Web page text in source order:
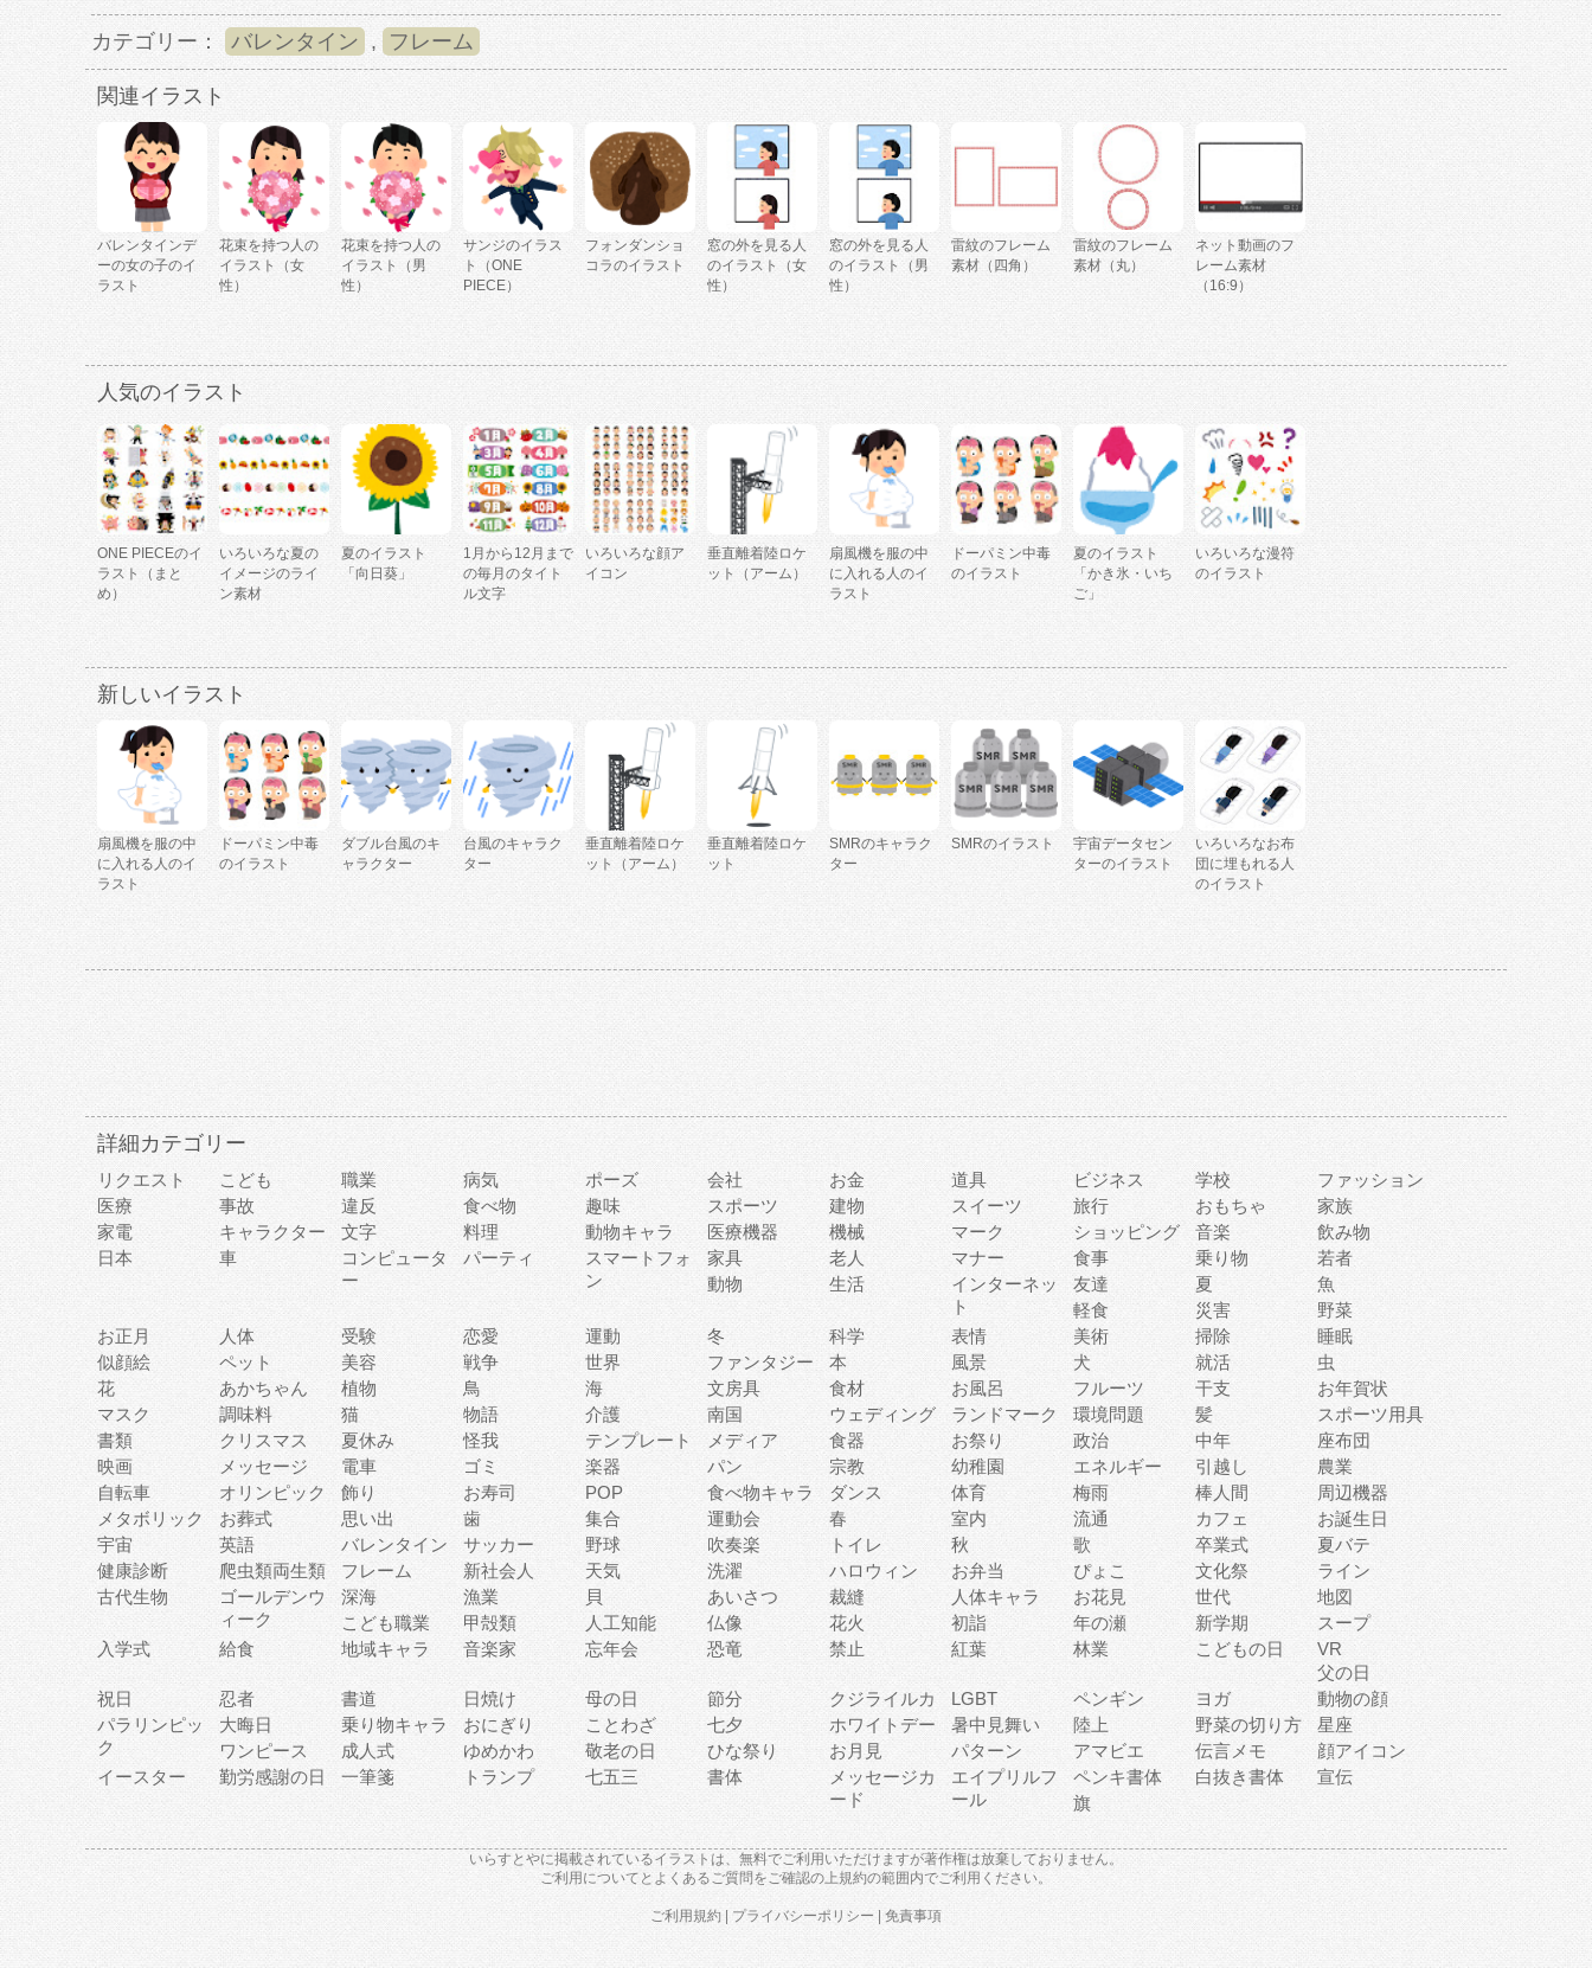
カテゴリー： バレンタイン , フレーム
関連イラスト
バレンタインデ
ーの女の子のイ
ラスト
花束を持つ人の
イラスト（女
性）
花束を持つ人の
イラスト（男
性）
サンジのイラス
ト（ONE
PIECE）
フォンダンショ
コラのイラスト
窓の外を見る人
のイラスト（女
性）
窓の外を見る人
のイラスト（男
性）
雷紋のフレーム
素材（四角）
雷紋のフレーム
素材（丸）
ネット動画のフ
レーム素材
（16:9）
人気のイラスト
ONE PIECEのイ
ラスト（まと
め）
いろいろな夏の
イメージのライ
ン素材
夏のイラスト
「向日葵」
1月から12月まで
の毎月のタイト
ル文字
いろいろな顔ア
イコン
垂直離着陸ロケ
ット（アーム）
扇風機を服の中
に入れる人のイ
ラスト
ドーパミン中毒
のイラスト
夏のイラスト
「かき氷・いち
ご」
いろいろな漫符
のイラスト
新しいイラスト
扇風機を服の中
に入れる人のイ
ラスト
ドーパミン中毒
のイラスト
ダブル台風のキ
ャラクター
台風のキャラク
ター
垂直離着陸ロケ
ット（アーム）
垂直離着陸ロケ
ット
SMRのキャラク
ター
SMRのイラスト
宇宙データセン
ターのイラスト
いろいろなお布
団に埋もれる人
のイラスト
詳細カテゴリー
リクエスト こども 職業 病気 ポーズ 会社 お金 道具 ビジネス 学校
ファッション
医療
事故 違反 食べ物 趣味 スポーツ 建物 スイーツ 旅行 おもちゃ
家族
家電
キャラクター 文字 料理 動物キャラ 医療機器 機械 マーク ショッピング 音楽
飲み物
日本
車
コンピュータ
ー
パーティ
スマートフォ
ン
家具 老人 マナー 食事 乗り物
若者
動物
生活
インターネッ
ト
友達 夏
魚
軽食
災害
野菜
お正月
人体 受験 恋愛 運動 冬 科学 表情 美術 掃除
睡眠
似顔絵
ペット 美容 戦争 世界 ファンタジー 本 風景 犬 就活
虫
花
あかちゃん 植物 鳥 海 文房具 食材 お風呂 フルーツ 干支
お年賀状
マスク
調味料 猫 物語 介護 南国 ウェディング ランドマーク 環境問題 髪
スポーツ用具
書類
クリスマス 夏休み 怪我 テンプレート メディア 食器 お祭り 政治 中年
座布団
映画
メッセージ 電車 ゴミ 楽器 パン 宗教 幼稚園 エネルギー 引越し
農業
自転車
オリンピック 飾り お寿司 POP 食べ物キャラ ダンス 体育 梅雨 棒人間
周辺機器
メタボリック
お葬式 思い出 歯 集合 運動会 春 室内 流通 カフェ
お誕生日
宇宙
英語 バレンタイン サッカー 野球 吹奏楽 トイレ 秋 歌 卒業式
夏バテ
健康診断
爬虫類両生類 フレーム 新社会人 天気 洗濯 ハロウィン お弁当 ぴょこ 文化祭
ライン
古代生物
ゴールデンウ
ィーク
深海 漁業 貝 あいさつ 裁縫 人体キャラ お花見 世代
地図
こども職業
甲殻類 人工知能 仏像 花火 初詣 年の瀬 新学期
スープ
入学式
給食 地域キャラ 音楽家 忘年会 恐竜 禁止 紅葉 林業 こどもの日
VR
父の日
祝日
忍者 書道 日焼け 母の日 節分 クジライルカ LGBT ペンギン ヨガ
動物の顔
パラリンピッ
ク
大晦日 乗り物キャラ おにぎり ことわざ 七夕 ホワイトデー 暑中見舞い 陸上 野菜の切り方
星座
ワンピース
成人式 ゆめかわ 敬老の日 ひな祭り お月見 パターン アマビエ 伝言メモ
顔アイコン
イースター
勤労感謝の日 一筆箋 トランプ 七五三 書体
メッセージカ
ード
エイプリルフ
ール
ペンキ書体 白抜き書体
宣伝
旗
いらすとやに掲載されているイラストは、無料でご利用いただけますが著作権は放棄しておりません。
ご利用について と よくあるご質問をご確認の上規約の範囲内でご利用ください。
ご利用規約 プライバシーポリシー 免責事項